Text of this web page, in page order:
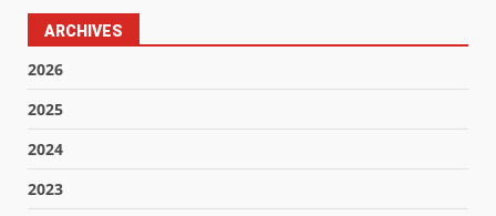
ARCHIVES
2026
2025
2024
2023